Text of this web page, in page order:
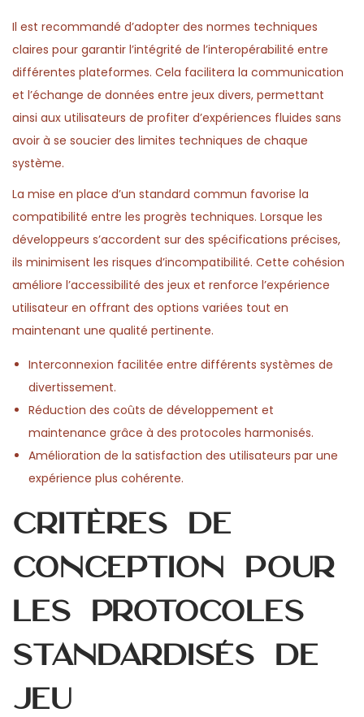
Il est recommandé d’adopter des normes techniques
claires pour garantir l’intégrité de l’interopérabilité entre
différentes plateformes. Cela facilitera la communication
et l’échange de données entre jeux divers, permettant
ainsi aux utilisateurs de profiter d’expériences fluides sans
avoir à se soucier des limites techniques de chaque
système.
La mise en place d’un standard commun favorise la
compatibilité entre les progrès techniques. Lorsque les
développeurs s’accordent sur des spécifications précises,
ils minimisent les risques d’incompatibilité. Cette cohésion
améliore l’accessibilité des jeux et renforce l’expérience
utilisateur en offrant des options variées tout en
maintenant une qualité pertinente.
Interconnexion facilitée entre différents systèmes de
divertissement.
Réduction des coûts de développement et
maintenance grâce à des protocoles harmonisés.
Amélioration de la satisfaction des utilisateurs par une
expérience plus cohérente.
Critères de
conception pour
les protocoles
standardisés de
jeu